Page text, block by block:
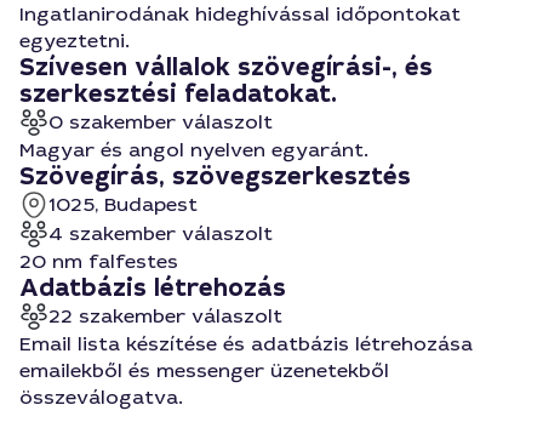
Ingatlanirodának hideghívással időpontokat
egyeztetni.
Szívesen vállalok szövegírási-, és
szerkesztési feladatokat.
0 szakember válaszolt
Magyar és angol nyelven egyaránt.
Szövegírás, szövegszerkesztés
1025, Budapest
4 szakember válaszolt
20 nm falfestes
Adatbázis létrehozás
22 szakember válaszolt
Email lista készítése és adatbázis létrehozása
emailekből és messenger üzenetekből
összeválogatva.